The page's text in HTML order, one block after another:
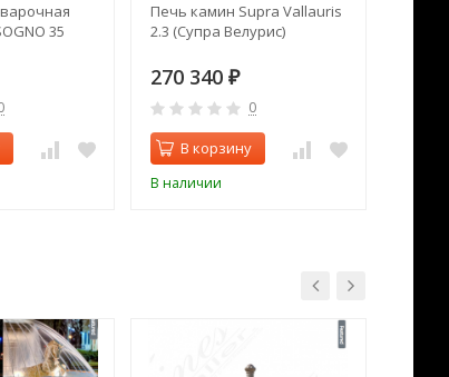
35
Печь камин Supra Vallauris
2.3 (Супра Велурис)
270 340 ₽
0
В корзину
В наличии